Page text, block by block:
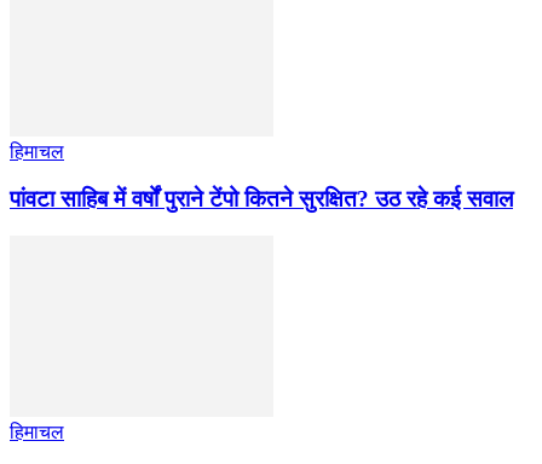
हिमाचल
पांवटा साहिब में वर्षों पुराने टेंपो कितने सुरक्षित? उठ रहे कई सवाल
हिमाचल